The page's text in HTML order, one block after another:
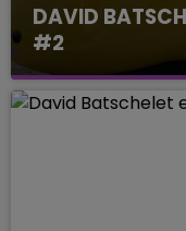
DAVID
#2
Le Mag des